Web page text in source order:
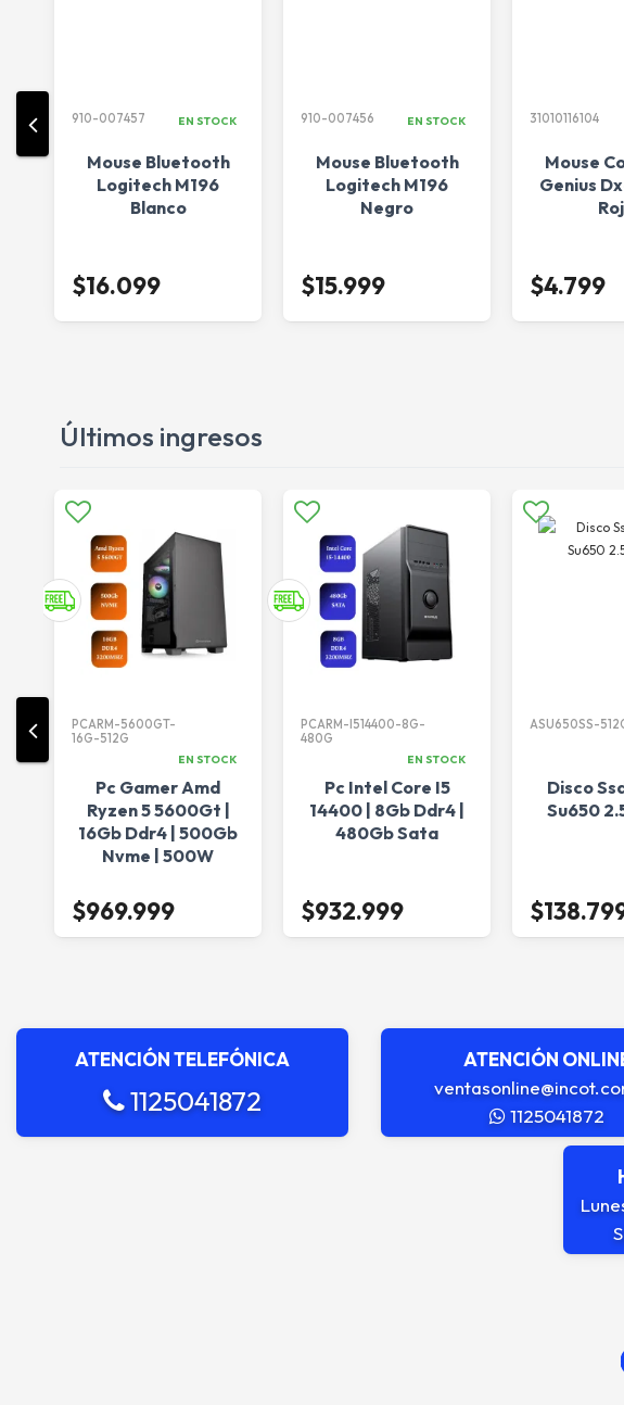
910-007457 EN STOCK
Mouse Bluetooth
Logitech M196
Blanco
$16.099
910-007456 EN STOCK
Mouse Bluetooth
Logitech M196
Negro
$15.999
31010116104
Mouse
Genius
$4.799
Últimos ingresos
PCARM-5600GT-
16G-512G
EN STOCK
Pc Gamer Amd
Ryzen 5 5600Gt |
16Gb Ddr4 | 500Gb
Nvme | 500W
$969.999
PCARM-I514400-8G-
480G
EN STOCK
Pc Intel Core I5
14400 | 8Gb Ddr4 |
480Gb Sata
$932.999
ASU650SS-
Disco
Su650
ATENCIÓN TELEFÓNICA
1125041872
ATENCIÓN
1125041872